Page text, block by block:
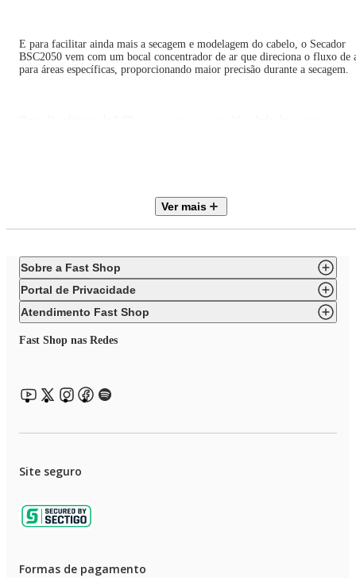
E para facilitar ainda mais a secagem e modelagem do cabelo, o Secador
BSC2050 vem com um bocal concentrador de ar que direciona o fluxo de
para áreas específicas, proporcionando maior precisão durante a secagem.
Com alta vazão de ar e temperatura, o Secador de Cabelos Britânia
BSC2050 oferece mais força e poder, garantindo a melhor performance de
• Três temperaturas disponíveis
• Duas velocidades
• Jato de ar frio
• Acessório concentrador de ar
• Cordão elétrico com 1,80m
• Metal e plástico
Ver mais
Sobre a Fast Shop
Portal de Privacidade
Atendimento Fast Shop
Fast Shop nas Redes
Site seguro
Formas de pagamento